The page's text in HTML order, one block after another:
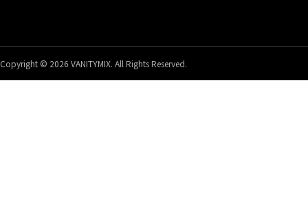
Copyright © 2026 VANITYMIX. All Rights Reserved.